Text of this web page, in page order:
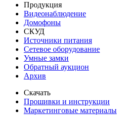
Продукция
Видеонаблюдение
Домофоны
СКУД
Источники питания
Сетевое оборудование
Умные замки
Обратный аукцион
Архив
Скачать
Прошивки и инструкции
Маркетинговые материалы